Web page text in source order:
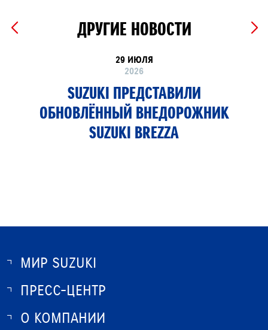
ДРУГИЕ НОВОСТИ
29 ИЮЛЯ
2026
SUZUKI ПРЕДСТАВИЛИ
ОБНОВЛЁННЫЙ ВНЕДОРОЖНИК
SUZUKI BREZZA
МИР SUZUKI
О SUZUKI
ПРЕСС-ЦЕНТР
НОВОСТИ
О КОМПАНИИ